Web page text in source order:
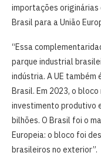
importações originárias
Brasil para a União
“Essa
parque industrial
indústria. A UE também
Brasil. Em 2023, o
investimento produtivo
bilhões. O Brasil foi o
Europeia: o bloco foi
brasileiros no exterior”.